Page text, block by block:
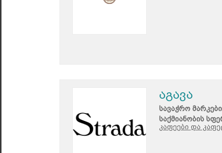
აგავა
სავაჭრო
საქმიანობის
კაფეები და